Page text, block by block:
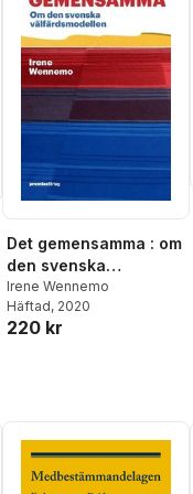
röster:
Det gemensamma : om
den svenska
välfärdsmodellen
Irene Wennemo
Häftad, 2020
220 kr